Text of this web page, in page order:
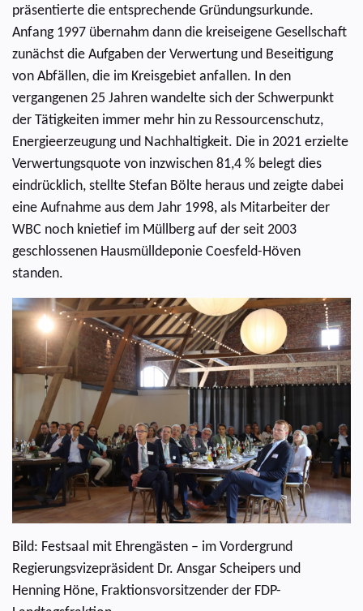
präsentierte die entsprechende Gründungsurkunde.
Anfang 1997 übernahm dann die kreiseigene Gesellschaft
zunächst die Aufgaben der Verwertung und Beseitigung
von Abfällen, die im Kreisgebiet anfallen. In den
vergangenen 25 Jahren wandelte sich der Schwerpunkt
der Tätigkeiten immer mehr hin zu Ressourcenschutz,
Energieerzeugung und Nachhaltigkeit. Die in 2021 erzielte
Verwertungsquote von inzwischen 81,4 % belegt dies
eindrücklich, stellte Stefan Bölte heraus und zeigte dabei
eine Aufnahme aus dem Jahr 1998, als Mitarbeiter der
WBC noch knietief im Müllberg auf der seit 2003
geschlossenen Hausmülldeponie Coesfeld-Höven
standen.
Bild: Festsaal mit Ehrengästen – im Vordergrund
Regierungsvizepräsident Dr. Ansgar Scheipers und
Henning Höne, Fraktionsvorsitzender der FDP-